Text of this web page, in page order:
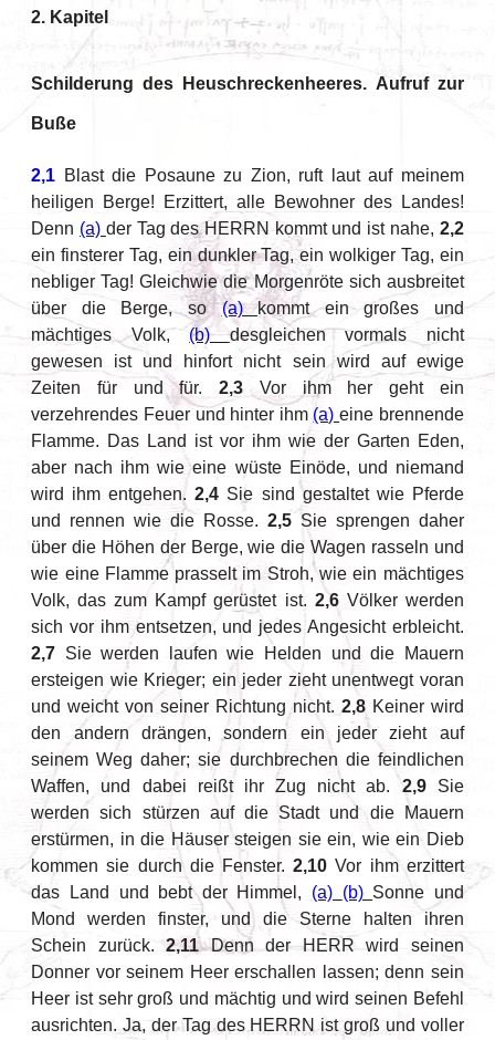
2. Kapitel
Schilderung des Heuschreckenheeres. Aufruf zur
Buße
2,1 Blast die Posaune zu Zion, ruft laut auf meinem
heiligen Berge! Erzittert, alle Bewohner des Landes!
Denn (a) der Tag des HERRN kommt und ist nahe, 2,2
ein finsterer Tag, ein dunkler Tag, ein wolkiger Tag, ein
nebliger Tag! Gleichwie die Morgenröte sich ausbreitet
über die Berge, so(a)kommt ein großes und
mächtiges Volk, (b)desgleichen vormals nicht
gewesen ist und hinfort nicht sein wird auf ewige
Zeiten für und für.2,3 Vor ihm her geht ein
verzehrendes Feuer und hinter ihm (a)eine brennende
Flamme. Das Land ist vor ihm wie der Garten Eden,
aber nach ihm wie eine wüste Einöde, und niemand
wird ihm entgehen.2,4 Sie sind gestaltet wie Pferde
und rennen wie die Rosse. 2,5Sie sprengen daher
über die Höhen der Berge, wie die Wagen rasseln und
wie eine Flamme prasselt im Stroh, wie ein mächtiges
Volk, das zum Kampf gerüstet ist. 2,6Völker werden
sich vor ihm entsetzen, und jedes Angesicht erbleicht.
2,7 Sie werden laufen wie Helden und die Mauern
ersteigen wie Krieger; ein jeder zieht unentwegt voran
und weicht von seiner Richtung nicht. 2,8Keiner wird
den andern drängen, sondern ein jeder zieht auf
seinem Weg daher; sie durchbrechen die feindlichen
Waffen, und dabei reißt ihr Zug nicht ab. 2,9Sie
werden sich stürzen auf die Stadt und die Mauern
erstürmen, in die Häuser steigen sie ein, wie ein Dieb
kommen sie durch die Fenster.2,10 Vor ihm erzittert
das Land und bebt der Himmel, (a) (b) Sonne und
Mond werden finster, und die Sterne halten ihren
Schein zurück.2,11Denn der HERR wird seinen
Donner vor seinem Heer erschallen lassen; denn sein
Heer ist sehr groß und mächtig und wird seinen Befehl
ausrichten. Ja, der Tag des HERRN ist groß und voller